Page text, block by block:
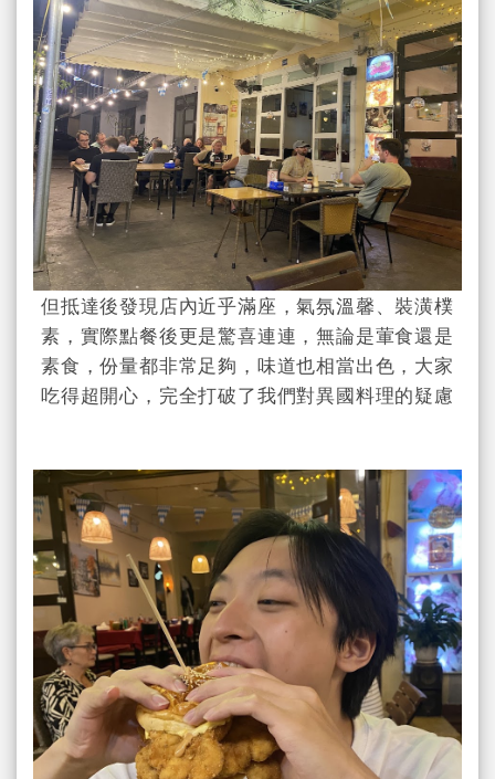
但抵達後發現店內近乎滿座，氣氛溫馨、裝潢樸
素，實際點餐後更是驚喜連連，無論是葷食還是
素食，份量都非常足夠，味道也相當出色，大家
吃得超開心，完全打破了我們對異國料理的疑慮